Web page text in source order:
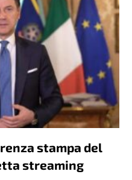
stampa del
streaming